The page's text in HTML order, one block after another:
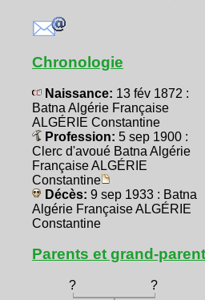
Chronologie
Naissance: 13 fév 1872 :
Batna Algérie Française
ALGÉRIE Constantine
Profession: 5 sep 1900 :
Clerc d'avoué Batna Algérie
Française ALGÉRIE
Constantine
Décès: 9 sep 1933 : Batna
Algérie Française ALGÉRIE
Constantine
Parents et grand-
? ?